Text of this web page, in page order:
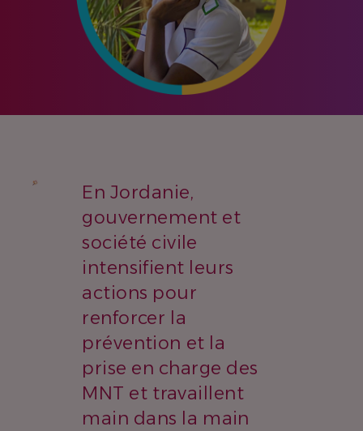
En Jordanie,
gouvernement et
société civile
intensifient leurs
actions pour
renforcer la
prévention et la
prise en charge des
MNT et travaillent
main dans la main